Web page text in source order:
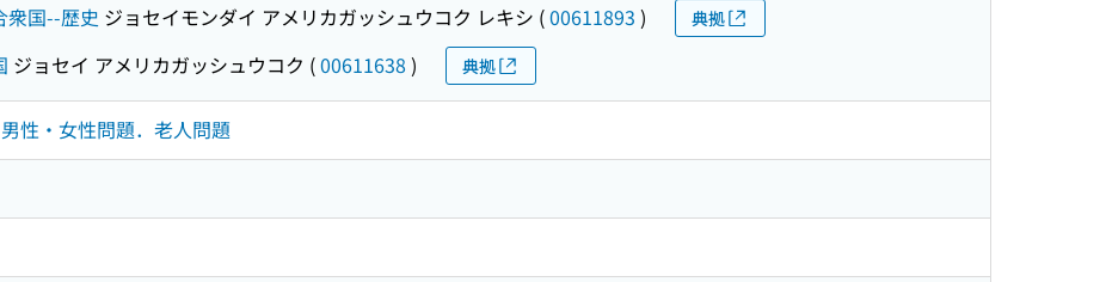
衆国--歴史 ジョセイモンダイ アメリカガッシュウコク レキシ (00611893 ) 典拠
ジョセイ アメリカガッシュウコク (00611638 ) 典拠
性・女性問題．老人問題